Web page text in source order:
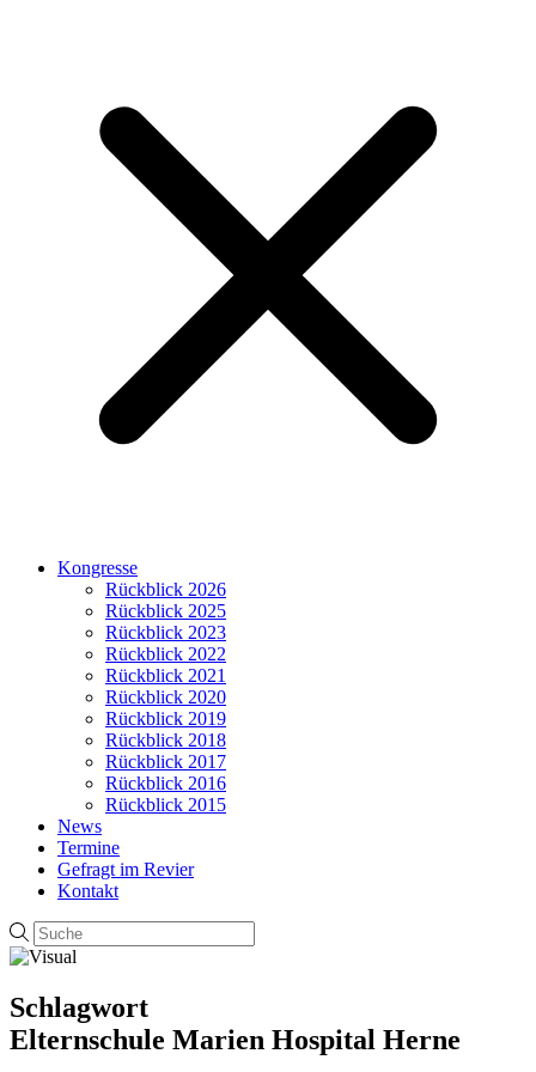
Kongresse
Rückblick 2026
Rückblick 2025
Rückblick 2023
Rückblick 2022
Rückblick 2021
Rückblick 2020
Rückblick 2019
Rückblick 2018
Rückblick 2017
Rückblick 2016
Rückblick 2015
News
Termine
Gefragt im Revier
Kontakt
Schlagwort
Elternschule Marien Hospital Herne